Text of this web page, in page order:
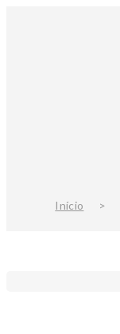
Início >